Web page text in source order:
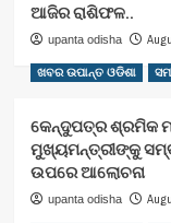
ଆଜିର ରାଶିଫଳ..
upanta odisha
ଖବର ଉପାନ୍ତ ଓଡିଶା
କେନ୍ଦୁପତ୍ର ଶ୍ରମିକ
ମୁଖ୍ୟମନ୍ତ୍ରୀଙ୍କୁ
ଉପରେ ଆଲୋଚନା
upanta odisha